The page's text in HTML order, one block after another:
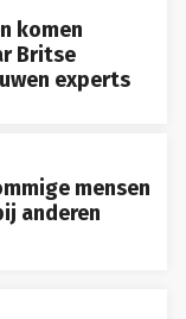
komen
Britse
experts
mensen
anderen